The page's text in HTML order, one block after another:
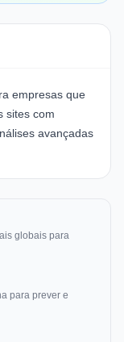
empresas que
sites com
avançadas
globais para
para prever e